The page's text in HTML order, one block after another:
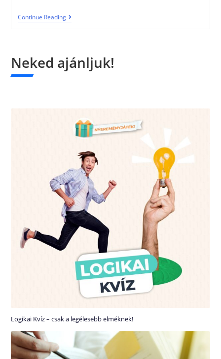
Continue Reading
Neked ajánljuk!
Logikai Kvíz – csak a legélesebb elméknek!